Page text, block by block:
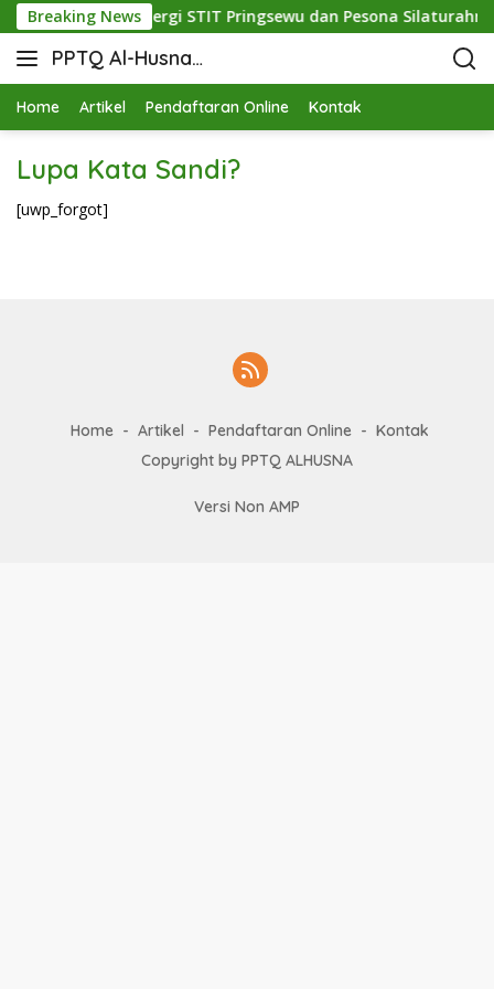
Breaking News
Mutu: Sinergi STIT Pringsewu dan Pesona Silaturahmi
PPTQ Al-Husna
Bukit Raja Wali
Home Artikel Pendaftaran Online Kontak
Lupa Kata Sandi?
[uwp_forgot]
Home Artikel Pendaftaran Online
Kontak
Copyright by PPTQ ALHUSNA
Versi Non AMP